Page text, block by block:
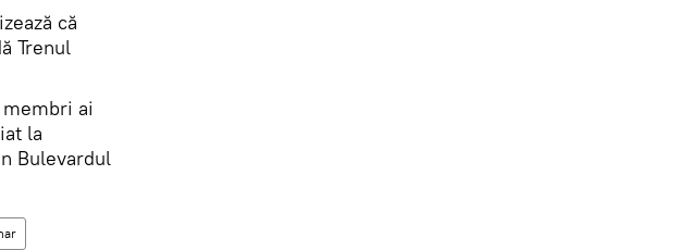
că
Trenul
ai
la
Bulevardul